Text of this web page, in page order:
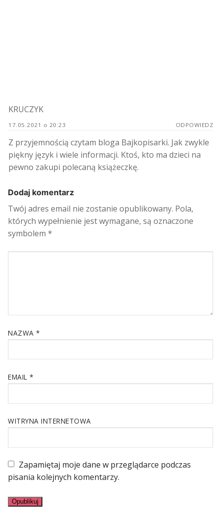
KRUCZYK
17.05.2021 o 20:23 ODPOWIEDZ
Z przyjemnością czytam bloga Bajkopisarki. Jak zwykle
piękny język i wiele informacji. Ktoś, kto ma dzieci na
pewno zakupi polecaną książeczkę.
Dodaj komentarz
Twój adres email nie zostanie opublikowany. Pola,
których wypełnienie jest wymagane, są oznaczone
symbolem *
NAZWA *
EMAIL *
WITRYNA INTERNETOWA
Zapamiętaj moje dane w przeglądarce podczas
pisania kolejnych komentarzy.